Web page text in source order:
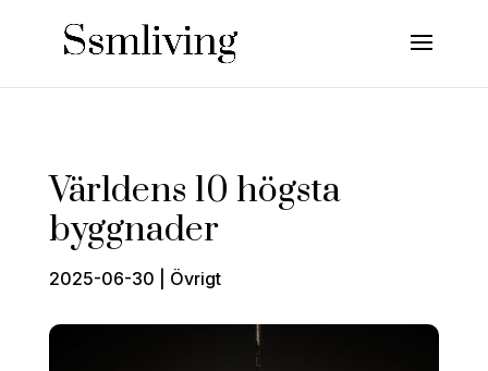
Världens 10 högsta
byggnader
2025-06-30 Övrigt